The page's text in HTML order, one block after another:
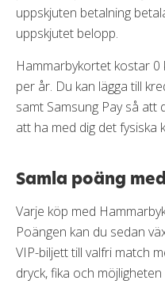
uppskjuten betalning
uppskjutet belopp.
Hammarbykortet kostar
per år. Du kan lägga till
samt Samsung Pay så att
att ha med dig det fysiska
Samla poäng
Varje köp med
Poängen kan du sedan
VIP-biljett till valfri match
dryck, fika och